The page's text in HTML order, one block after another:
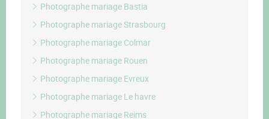
Photographe mariage Bastia
Photographe mariage Strasbourg
Photographe mariage Colmar
Photographe mariage Rouen
Photographe mariage Evreux
Photographe mariage Le havre
Photographe mariage Reims